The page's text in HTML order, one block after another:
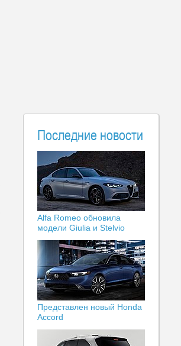
Последние новости
Alfa Romeo обновила
модели Giulia и Stelvio
Представлен новый Honda
Accord